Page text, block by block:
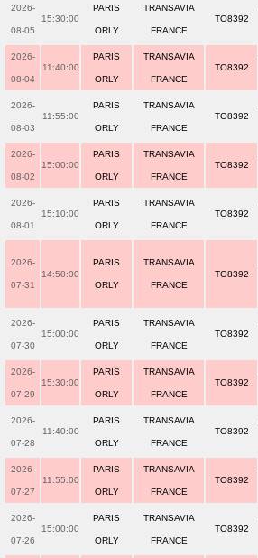
2026-
08-05
15:30:00
PARIS
ORLY
TRANSAVIA
FRANCE
TO8392
2026-
08-04
11:40:00
PARIS
ORLY
TRANSAVIA
FRANCE
TO8392
2026-
08-03
11:55:00
PARIS
ORLY
TRANSAVIA
FRANCE
TO8392
2026-
08-02
15:00:00
PARIS
ORLY
TRANSAVIA
FRANCE
TO8392
2026-
08-01
15:10:00
PARIS
ORLY
TRANSAVIA
FRANCE
TO8392
2026-
07-31
14:50:00
PARIS
ORLY
TRANSAVIA
FRANCE
TO8392
2026-
07-30
15:00:00
PARIS
ORLY
TRANSAVIA
FRANCE
TO8392
2026-
07-29
15:30:00
PARIS
ORLY
TRANSAVIA
FRANCE
TO8392
2026-
07-28
11:40:00
PARIS
ORLY
TRANSAVIA
FRANCE
TO8392
2026-
07-27
11:55:00
PARIS
ORLY
TRANSAVIA
FRANCE
TO8392
2026-
07-26
15:00:00
PARIS
ORLY
TRANSAVIA
FRANCE
TO8392